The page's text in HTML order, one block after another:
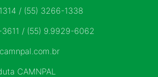
/ (55) 3266-1338
/ (55) 9.9929-6062
CAMNPAL